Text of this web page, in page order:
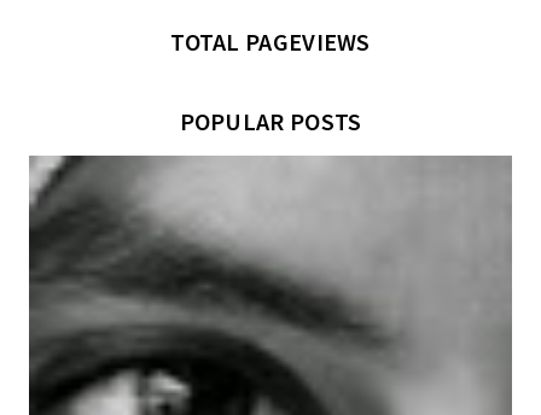
TOTAL PAGEVIEWS
POPULAR POSTS